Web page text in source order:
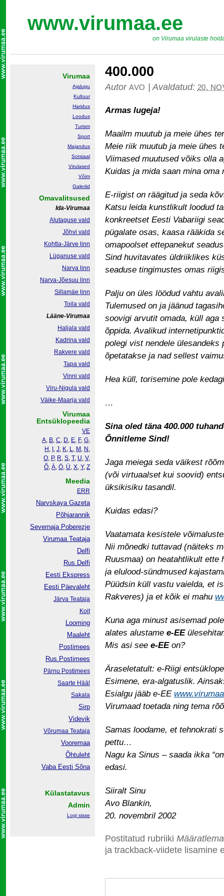
www.virumaa.ee
on Virumaa virulaste
400.000
Autor AVO |Avaldatud: 20.
Armas lugeja!
Maailm muutub ja meie ühes
Meie riik muutub ja meie ühes
Viimased muutused võiks olla
Kuidas ja mida saan mina
E-riigist on räägitud ja seda
Katsu leida kunstlikult loodud
konkreetset Eesti Vabariigi
pügalate osas, kaasa rääkida
omapoolset ettepanekut
Sind huvitavates üldriiklikes
seaduse tingimustes omas
Palju on üles löödud vahtu
Tulemused on ja jäänud
soovigi arvutit omada, küll aga
õppida. Avalikud
polegi vist nendele
õpetatakse ja nad sellest
Hea küll, torisemine pole
…
Sina oled täna 400.000
Õnnitleme Sind!
Jaga meiega seda väikest
(või virtuaalset kui soovid)
üksikisiku tasandil.
Kuidas edasi?
Vaatamata kesistele
Nii mõnedki tuttavad (näiteks
Ruusmaa) on heatahtlikult ette
ja elulood-sündmused
Püüdsin küll vastu vaielda, et
Rakveres) ja et kõik ei mahu
Kuna aga minust asisemad
alates alustame e-EE
Mis asi see e-EEon?
Äraseletatult: e-Riigi
Esimene, era-algatuslik.
Esialgu jääb e-EE
Virumaad toetada ning tema
Samas loodame, et tehnokrati
pettu…
Nagu ka Sinus – saada ikka
edasi.
Siiralt Sinu
Avo Blankin,
20. novembril 2002
Postitatud rubriiki
ja trackback-viidete lisamine
Virumaa
Ajalugu
Kultuur
Haridus
Loodus
Turism
Sport
Majandus
Sotsiaal
Virulased
Võim
Galeriid
Omavalitsused
Ida-Virumaa
Alutaguse vald
Jõhvi vald
Kohtla-Järve linn
Lüganuse vald
Narva linn
Narva-Jõesuu linn
Sillamäe linn
Toila vald
Lääne-Virumaa
Haljala vald
Kadrina vald
Rakvere vald
Tapa vald
Vinni vald
Viru-Nigula vald
Väike-Maarja vald
Virumaa
Entsüklopeedia
VE
A, B, C, D, E, F, G,
H , , J, K, L, M , N ,
O, P, R, S, T, U, V,
Õ, Ä, Ö, Ü, X, Y, Z
Meedia
ERR
Narvskaya Gazeta
Põhjarannik
Severnaja Poberezje
Virumaa Teataja
Delfi
Rus.Delfi
Eesti Ekspress
Eesti Päevaleht
Järva Teataja
Koit
Looming
Maaleht
Postimees
Rus.Postimees
Pärnu Postimees
Saarte Hääl
Sakala
Sirp
Videvik
Võrumaa Teataja
Vooremaa
Õhtuleht
Vaba Eesti Sõna
Külastatavus
Admin
Logi sisse